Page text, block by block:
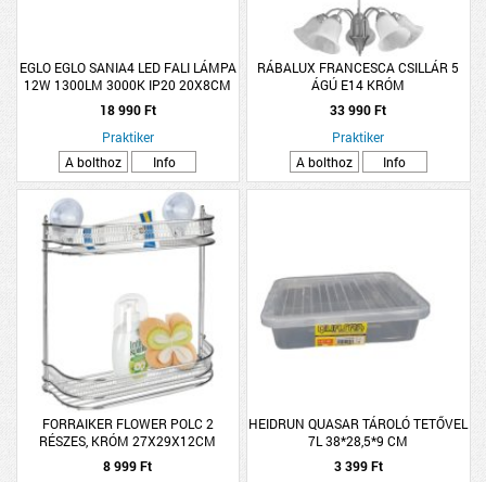
EGLO EGLO SANIA4 LED FALI LÁMPA
12W 1300LM 3000K IP20 20X8CM
FEKETE
18 990 Ft
Praktiker
A bolthoz
Info
RÁBALUX FRANCESCA CSILLÁR 5
ÁGÚ E14 KRÓM
33 990 Ft
Praktiker
A bolthoz
Info
FORRAIKER FLOWER POLC 2
RÉSZES, KRÓM 27X29X12CM
8 999 Ft
HEIDRUN QUASAR TÁROLÓ TETŐVEL
7L 38*28,5*9 CM
3 399 Ft